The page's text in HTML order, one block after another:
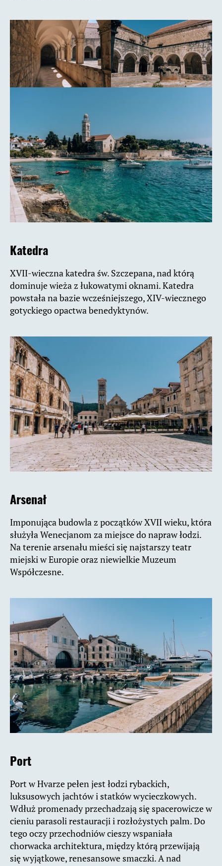
Katedra
XVII-wieczna katedra św. Szczepana, nad którą
dominuje wieża z łukowatymi oknami. Katedra
powstała na bazie wcześniejszego, XIV-wiecznego
gotyckiego opactwa benedyktynów.
Arsenał
Imponująca budowla z początków XVII wieku, która
służyła Wenecjanom za miejsce do napraw łodzi.
Na terenie arsenału mieści się najstarszy teatr
miejski w Europie oraz niewielkie Muzeum
Współczesne.
Port
Port w Hvarze pełen jest łodzi rybackich,
luksusowych jachtów i statków wycieczkowych.
Wdłuż promenady przechadzają się spacerowicze w
cieniu parasoli restauracji i rozłożystych palm. Do
tego oczy przechodniów cieszy wspaniała
chorwacka architektura, między którą przewijają
się wyjątkowe, renesansowe smaczki. A nad